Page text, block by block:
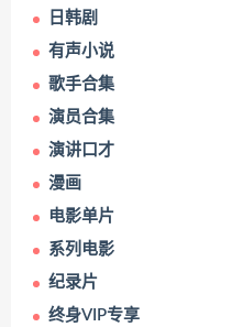
日韩剧
有声小说
歌手合集
演员合集
演讲口才
漫画
电影单片
系列电影
纪录片
终身VIP专享